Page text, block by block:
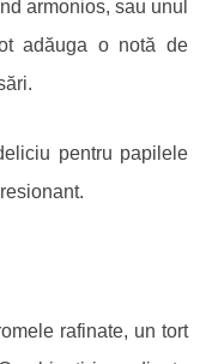
armonios, sau unul
adăuga o notă de
pentru papilele
rafinate, un tort